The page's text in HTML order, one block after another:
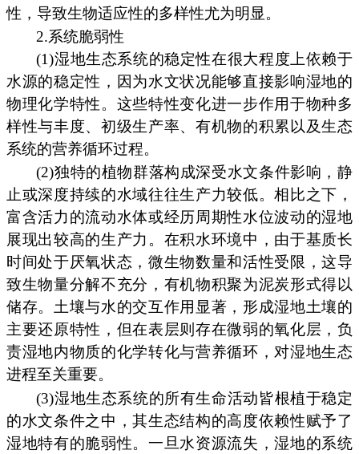
性，导致生物适应性的多样性尤为明显。
2.系统脆弱性
(1)湿地生态系统的稳定性在很大程度上依赖于
水源的稳定性，因为水文状况能够直接影响湿地的
物理化学特性。这些特性变化进一步作用于物种多
样性与丰度、初级生产率、有机物的积累以及生态
系统的营养循环过程。
(2)独特的植物群落构成深受水文条件影响，静
止或深度持续的水域往往生产力较低。相比之下，
富含活力的流动水体或经历周期性水位波动的湿地
展现出较高的生产力。在积水环境中，由于基质长
时间处于厌氧状态，微生物数量和活性受限，这导
致生物量分解不充分，有机物积聚为泥炭形式得以
储存。土壤与水的交互作用显著，形成湿地土壤的
主要还原特性，但在表层则存在微弱的氧化层，负
责湿地内物质的化学转化与营养循环，对湿地生态
进程至关重要。
(3)湿地生态系统的所有生命活动皆根植于稳定
的水文条件之中，其生态结构的高度依赖性赋予了
湿地特有的脆弱性。一旦水资源流失，湿地的系统